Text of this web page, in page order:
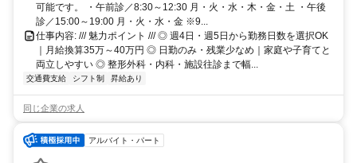
可能です。 ・午前診／8:30～12:30 月・火・水・木・金・土 ・午後
診／15:00～19:00 月・火・水・金 ※9...
仕事内容: /// 魅力ポイント /// ◎ 週4日・週5日から勤務日数を選択OK
｜月給換算35万～40万円 ◎ 日勤のみ・残業少なめ｜家庭や子育てと
両立しやすい ◎ 整形外科・内科・施設往診まで幅...
交通費支給 シフト制 昇給あり
同じ企業の求人
アルバイト・パート